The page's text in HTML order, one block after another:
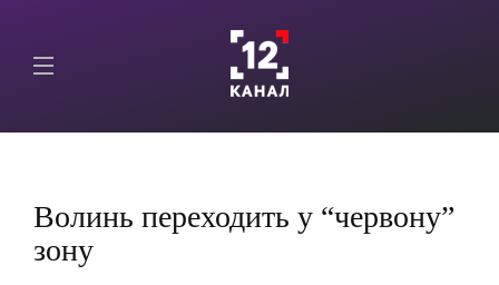
Волинь переходить у “червону”
зону